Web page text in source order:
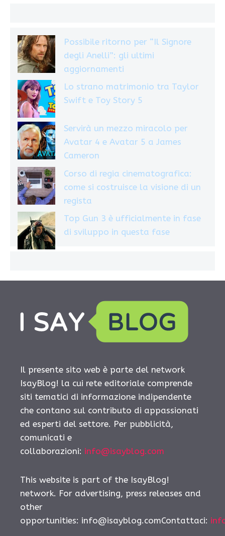
Possibile ritorno per “Il Signore
degli Anelli”: gli ultimi
aggiornamenti
Lo strano matrimonio tra Taylor
Swift e Toy Story 5
Servirà un mezzo miracolo per
Avatar 4 e Avatar 5 a James
Cameron
Corso di regia cinematografica:
come si costruisce la visione di un
regista
Top Gun 3 è ufficialmente in fase
di sviluppo in questa fase
Il presente sito web è parte del network
IsayBlog! la cui rete editoriale comprende
siti tematici di informazione indipendente
che contano sul contributo di appassionati
ed esperti del settore. Per pubblicità,
comunicati e
collaborazioni: info@isayblog.com
This website is part of the IsayBlog!
network. For advertising, press releases and
other
opportunities: info@isayblog.comContattaci: